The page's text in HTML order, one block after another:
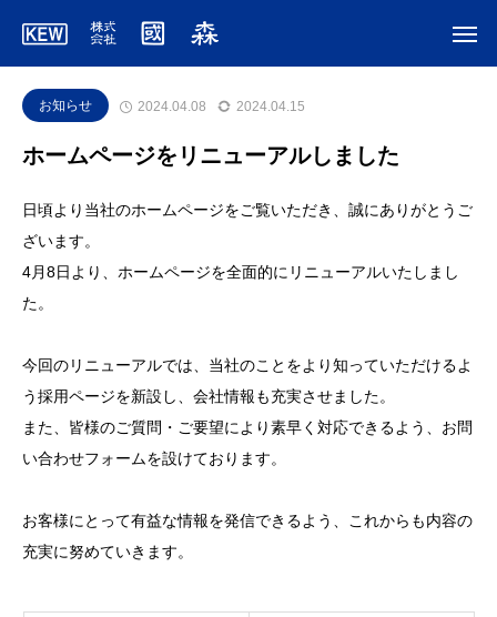
お知らせ 2024.04.08 2024.04.15
ホームページをリニューアルしました
日頃より当社のホームページをご覧いただき、誠にありがとうご
ざいます。
4月8日より、ホームページを全面的にリニューアルいたしまし
た。
今回のリニューアルでは、当社のことをより知っていただけるよ
う採用ページを新設し、会社情報も充実させました。
また、皆様のご質問・ご要望により素早く対応できるよう、お問
い合わせフォームを設けております。
お客様にとって有益な情報を発信できるよう、これからも内容の
充実に努めていきます。